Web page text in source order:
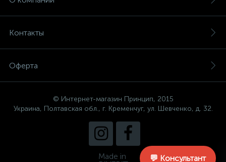
Контакты
Оферта
© Интернет-магазин Принцип, 2015
Украина, Полтавская обл., г. Кременчуг, ул. Шевченко, д. 32.
Made in
💬 Консультант